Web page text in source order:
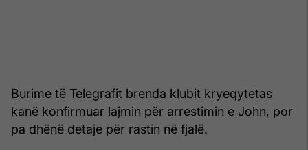
Burime të Telegrafit brenda klubit kryeqytetas
kanë konfirmuar lajmin për arrestimin e John, por
pa dhënë detaje për rastin në fjalë.